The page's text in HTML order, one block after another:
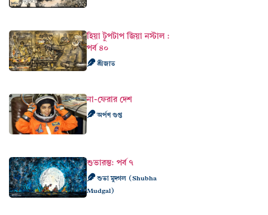
হিয়া টুপটাপ জিয়া নস্টাল :
পর্ব ৪০
শ্রীজাত
না-ফেরার দেশ
অর্পণ গুপ্ত
শুভারম্ভ: পর্ব ৭
শুভা মুদ্গল (Shubha
Mudgal)